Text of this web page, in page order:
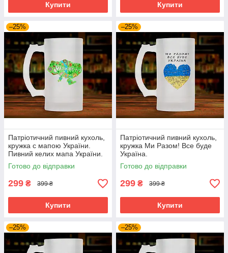
Купити Купити
–25%
Патріотичний пивний кухоль,
кружка с мапою України.
Пивний келих мапа України.
Готово до відправки
299 ₴ 399 ₴
Купити
–25%
Патріотичний пивний кухоль,
кружка Ми Разом! Все буде
Україна.
Готово до відправки
299 ₴ 399 ₴
Купити
–25% –25%